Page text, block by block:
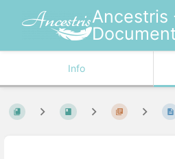
Ancestris
Info